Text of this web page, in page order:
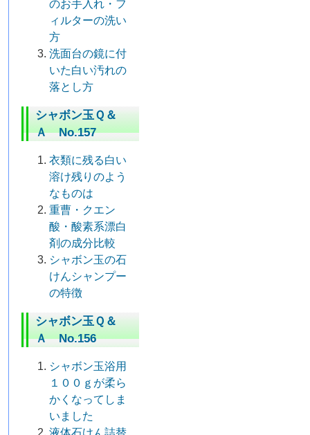
のお手入れ・フ
ィルターの洗い
方
洗面台の鏡に付
いた白い汚れの
落とし方
シャボン玉Ｑ＆
Ａ No.157
衣類に残る白い
溶け残りのよう
なものは
重曹・クエン
酸・酸素系漂白
剤の成分比較
シャボン玉の石
けんシャンプー
の特徴
シャボン玉Ｑ＆
Ａ No.156
シャボン玉浴用
１００ｇが柔ら
かくなってしま
いました
液体石けん詰替